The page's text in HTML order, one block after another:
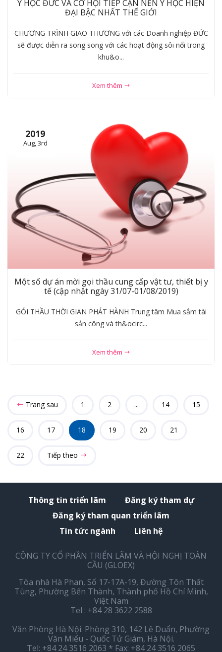
Y HỌC ĐỨC VÀ CƠ HỘI TIẾP CẬN NỀN Y HỌC HIỆN
ĐẠI BẬC NHẤT THẾ GIỚI
CHƯƠNG TRÌNH GIAO THƯƠNG với các Doanh nghiệp ĐỨC
sẽ được diễn ra song song với các hoạt động sôi nổi trong
khu&o...
Xem thêm
2019
Aug, 3rd
Một số dự án mời gọi thầu cung cấp vật tư, thiết bị y
tế (cập nhật ngày 31/07-01/08/2019)
GÓI THẦU THỜI GIAN PHÁT HÀNH Trung tâm Mua sắm tài
sản công và th&ocirc...
Xem thêm
Trang sau 1 2 ... 14 15
16 17 18 19 20 21
22 Tiếp theo
Thông tin triển lãm
Đăng ký tham dự
Đăng ký tham quan triển lãm
Tin tức ngành
Liên hệ
CÔNG TY CỔ PHẦN TRIỂN LÃM VÀ HỘI NGHỊ TOÀN
CẦU (GLOEX)
Tòa nhà Hà Phan, Số 17-17A-19, Đường Tôn Thất
Tùng, Phường Bến Thành, Thành phố Hồ Chí Minh,
Việt Nam
Tel : +84 28 3622 2588
Văn Phòng Hà Nội: Phòng 310, 142 Lê Duẩn, Phường
Văn Miếu - Quốc Tử Giám, Hà Nội.
Tel: +84 24 3516 2063 * Fax: +84 24 3516 2065